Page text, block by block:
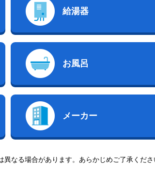
給湯器
お風呂
メーカー
なる場合があります。あらかじめご了承くださ